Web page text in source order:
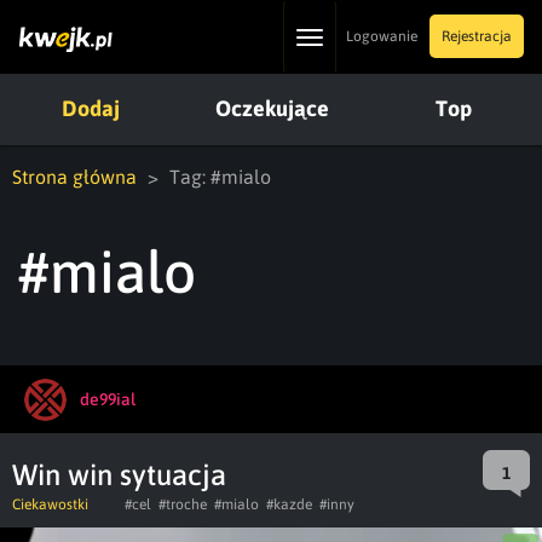
ToggleLogowanie Rejestracja
Dodaj Oczekujące Top
Strona główna Tag: #mialo
#mialo
de99ial
Win win sytuacja 1
Ciekawostki #cel #troche #mialo #kazde #inny